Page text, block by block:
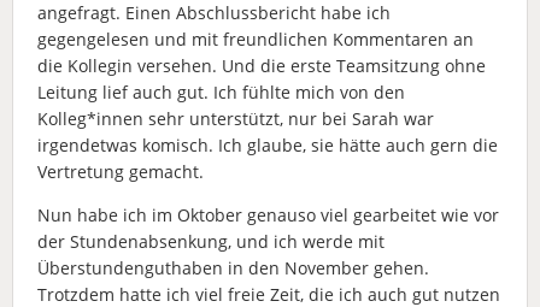
angefragt. Einen Abschlussbericht habe ich
gegengelesen und mit freundlichen Kommentaren an
die Kollegin versehen. Und die erste Teamsitzung ohne
Leitung lief auch gut. Ich fühlte mich von den
Kolleg*innen sehr unterstützt, nur bei Sarah war
irgendetwas komisch. Ich glaube, sie hätte auch gern die
Vertretung gemacht.
Nun habe ich im Oktober genauso viel gearbeitet wie vor
der Stundenabsenkung, und ich werde mit
Überstundenguthaben in den November gehen.
Trotzdem hatte ich viel freie Zeit, die ich auch gut nutzen